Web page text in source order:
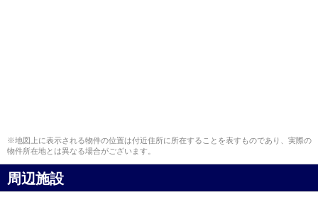
※地図上に表示される物件の位置は付近住所に所在することを表すものであり、実際の
物件所在地とは異なる場合がございます。
周辺施設